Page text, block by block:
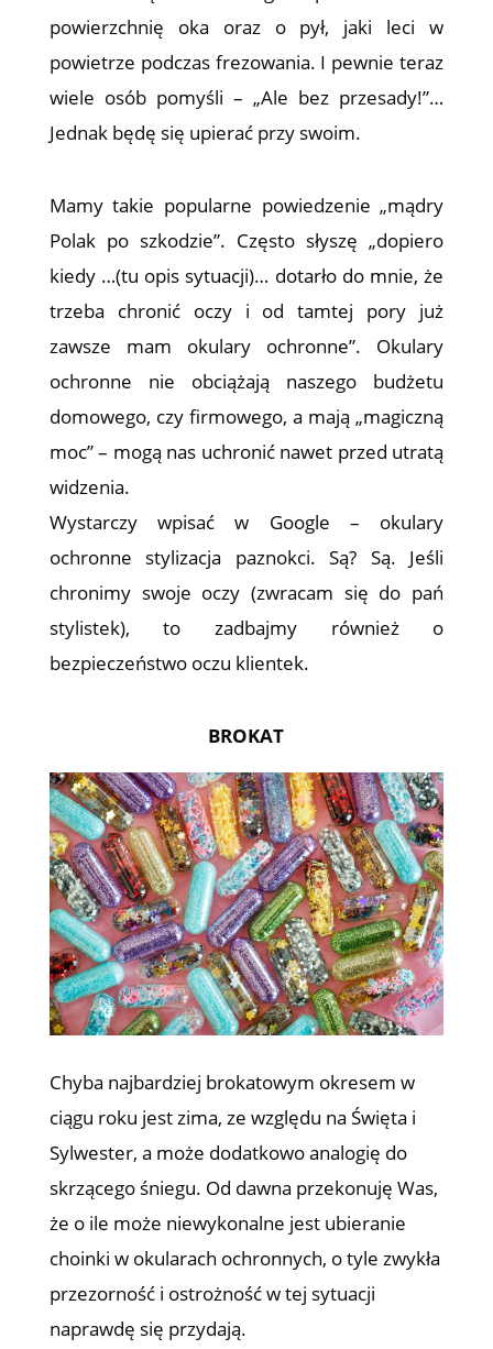
powierzchnię oka oraz o pył, jaki leci w
powietrze podczas frezowania. I pewnie teraz
wiele osób pomyśli – „Ale bez przesady!”…
Jednak będę się upierać przy swoim.
Mamy takie popularne powiedzenie „mądry
Polak po szkodzie”. Często słyszę „dopiero
kiedy …(tu opis sytuacji)… dotarło do mnie, że
trzeba chronić oczy i od tamtej pory już
zawsze mam okulary ochronne”. Okulary
ochronne nie obciążają naszego budżetu
domowego, czy firmowego, a mają „magiczną
moc” – mogą nas uchronić nawet przed utratą
widzenia.
Wystarczy wpisać w Google – okulary
ochronne stylizacja paznokci. Są? Są. Jeśli
chronimy swoje oczy (zwracam się do pań
stylistek), to zadbajmy również o
bezpieczeństwo oczu klientek.
BROKAT
Chyba najbardziej brokatowym okresem w
ciągu roku jest zima, ze względu na Święta i
Sylwester, a może dodatkowo analogię do
skrzącego śniegu. Od dawna przekonuję Was,
że o ile może niewykonalne jest ubieranie
choinki w okularach ochronnych, o tyle zwykła
przezorność i ostrożność w tej sytuacji
naprawdę się przydają.